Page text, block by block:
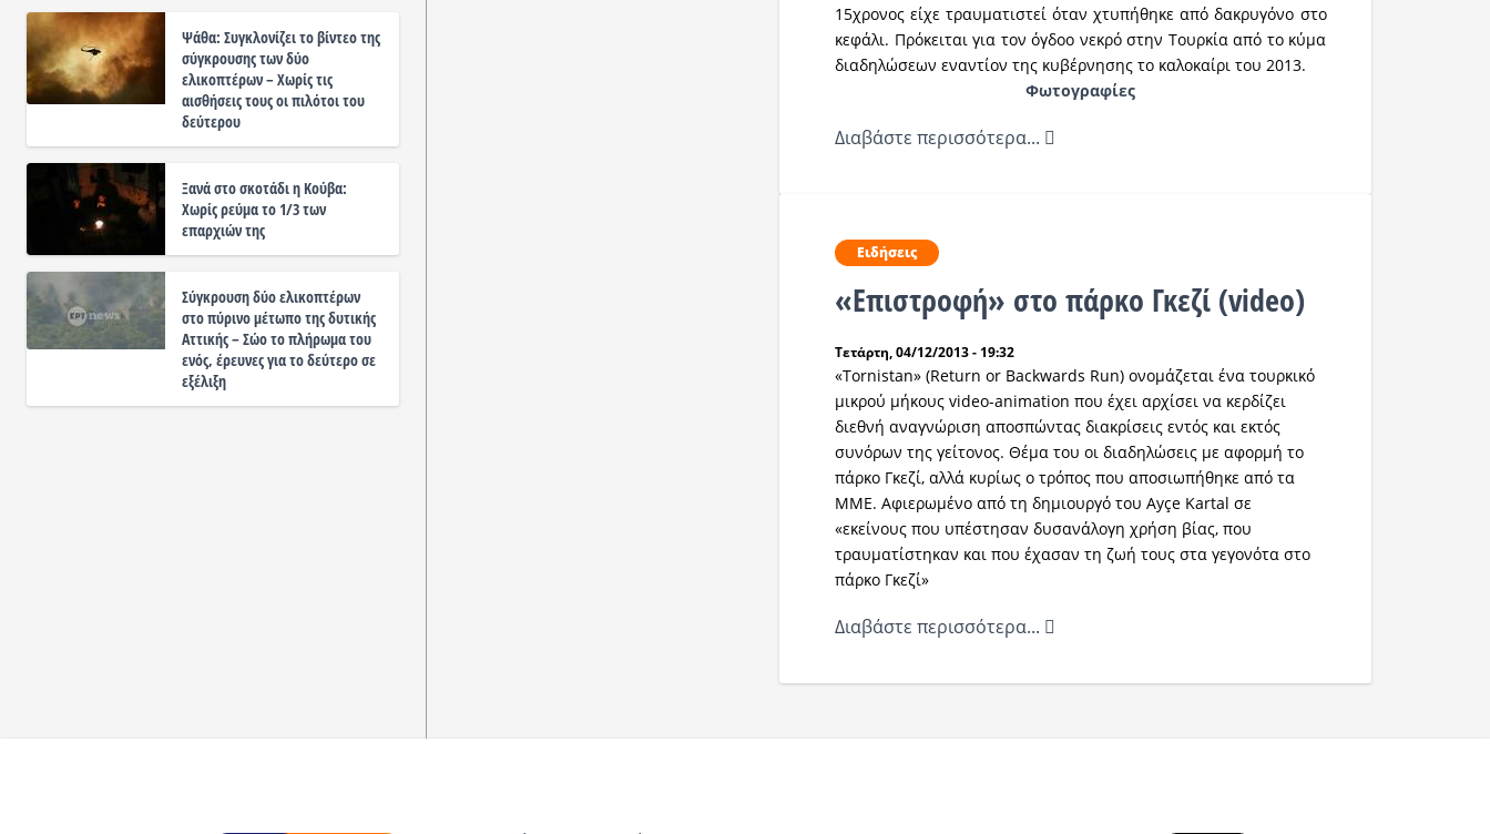
15χρονος είχε τραυματιστεί όταν χτυπήθηκε από δακρυγόνο στο
κεφάλι. Πρόκειται για τον όγδοο νεκρό στην Τουρκία από το κύμα
διαδηλώσεων εναντίον της κυβέρνησης το καλοκαίρι του 2013.
Φωτογραφίες
Διαβάστε περισσότερα...
Ειδήσεις
«Επιστροφή» στο πάρκο Γκεζί (video)
Τετάρτη, 04/12/2013 - 19:32
«Tornistan» (Return or Backwards Run) ονομάζεται ένα τουρκικό
μικρού μήκους video-animation που έχει αρχίσει να κερδίζει
διεθνή αναγνώριση αποσπώντας διακρίσεις εντός και εκτός
συνόρων της γείτονος. Θέμα του οι διαδηλώσεις με αφορμή το
πάρκο Γκεζί, αλλά κυρίως ο τρόπος που αποσιωπήθηκε από τα
ΜΜΕ. Αφιερωμένο από τη δημιουργό του Ayçe Kartal σε
«εκείνους που υπέστησαν δυσανάλογη χρήση βίας, που
τραυματίστηκαν και που έχασαν τη ζωή τους στα γεγονότα στο
πάρκο Γκεζί»
Διαβάστε περισσότερα...
Ψάθα: Συγκλονίζει το βίντεο της
σύγκρουσης των δύο
ελικοπτέρων – Χωρίς τις
αισθήσεις τους οι πιλότοι του
δεύτερου
Ξανά στο σκοτάδι η Κούβα:
Χωρίς ρεύμα το 1/3 των
επαρχιών της
Σύγκρουση δύο ελικοπτέρων
στο πύρινο μέτωπο της δυτικής
Αττικής – Σώο το πλήρωμα του
ενός, έρευνες για το δεύτερο σε
εξέλιξη